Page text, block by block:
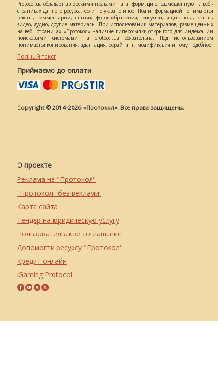
Protocol.ua обладает авторскими правами на информацию, размещенную на веб -
страницах данного ресурса, если не указано иное. Под информацией понимаются
тексты, комментарии, статьи, фотоизображения, рисунки, ящик-шота, сканы,
видео, аудио, другие материалы. При использовании материалов, размещенных
на веб - страницах «Протокол» наличие гиперссылки открытого для индексации
поисковыми системами на protocol.ua обязательна. Под использованием
понимается копирования, адаптация, рерайтинг, модификация и тому подобное.
Полный текст
Приймаємо до оплати
Copyright © 2014-2026 «Протокол». Все права защищены.
О проекте
Реклама на "Протокол"
"Протокол" без реклами!
Карта сайта
Тендер на юридическую услугу
Пользовательское соглашение
Допомогти ресурсу "Протокол"
Кредит онлайн
iGaming Protocol